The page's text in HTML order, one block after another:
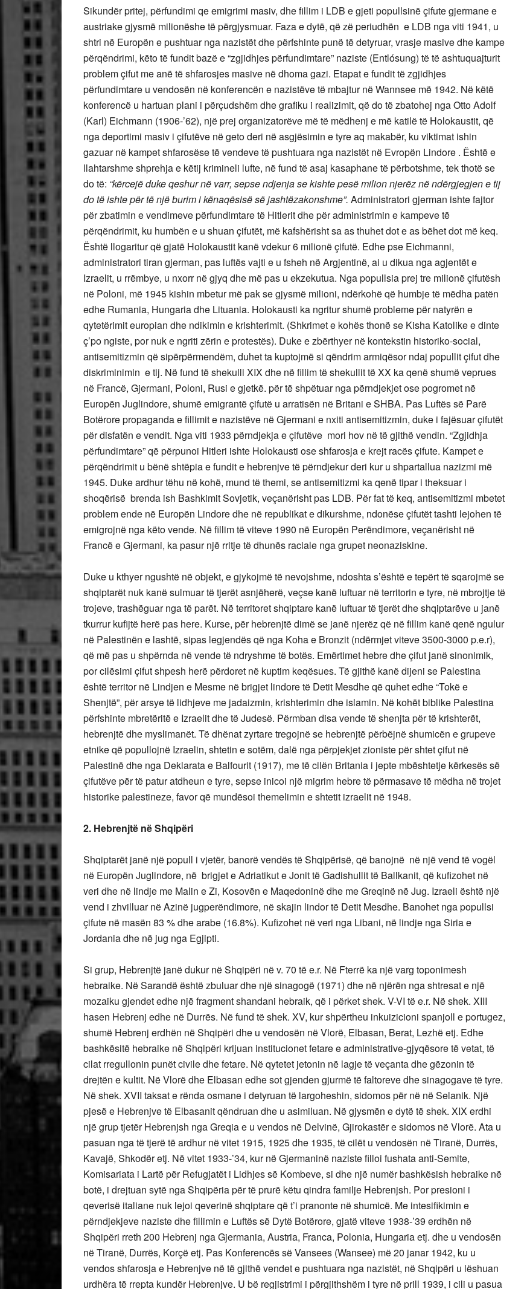
Sikundër pritej, përfundimi qe emigrimi masiv, dhe fillim i LDB e gjeti popullsinë çifute gjermane e
austriake gjysmë milionëshe të përgjysmuar. Faza e dytë, që zë periudhën e LDB nga viti 1941, u
shtri në Europën e pushtuar nga nazistët dhe përfshinte punë të detyruar, vrasje masive dhe kampe
përqëndrimi, këto të fundit bazë e “zgjidhjes përfundimtare” naziste (Entlósung) të të ashtuquajturit
problem çifut me anë të shfarosjes masive në dhoma gazi. Etapat e fundit të zgjidhjes
përfundimtare u vendosën në konferencën e nazistëve të mbajtur në Wannsee më 1942. Në këtë
konferencë u hartuan plani i përçudshëm dhe grafiku i realizimit, që do të zbatohej nga Otto Adolf
(Karl) Eichmann (1906-’62), një prej organizatorëve më të mëdhenj e më katilë të Holokaustit, që
nga deportimi masiv i çifutëve në geto deri në asgjësimin e tyre aq makabër, ku viktimat ishin
gazuar në kampet shfarosëse të vendeve të pushtuara nga nazistët në Evropën Lindore . Është e
llahtarshme shprehja e këtij krimineli lufte, në fund të asaj kasaphane të përbotshme, tek thotë se
do të: “kërcejë duke qeshur në varr, sepse ndjenja se kishte pesë milion njerëz në ndërgjegjen e tij
do të ishte për të një burim i kënaqësisë së jashtëzakonshme”. Administratori gjerman ishte fajtor
për zbatimin e vendimeve përfundimtare të Hitlerit dhe për administrimin e kampeve të
përqëndrimit, ku humbën e u shuan çifutët, më kafshërisht sa as thuhet dot e as bëhet dot më keq.
Është llogaritur që gjatë Holokaustit kanë vdekur 6 milionë çifutë. Edhe pse Eichmanni,
administratori tiran gjerman, pas luftës vajti e u fsheh në Argjentinë, ai u dikua nga agjentët e
Izraelit, u rrëmbye, u nxorr në gjyq dhe më pas u ekzekutua. Nga popullsia prej tre milionë çifutësh
në Poloni, më 1945 kishin mbetur më pak se gjysmë milioni, ndërkohë që humbje të mëdha patën
edhe Rumania, Hungaria dhe Lituania. Holokausti ka ngritur shumë probleme për natyrën e
qytetërimit europian dhe ndikimin e krishterimit. (Shkrimet e kohës thonë se Kisha Katolike e dinte
ç’po ngiste, por nuk e ngriti zërin e protestës). Duke e zbërthyer në kontekstin historiko-social,
antisemitizmin që sipërpërmendëm, duhet ta kuptojmë si qëndrim armiqësor ndaj popullit çifut dhe
diskriminimin e tij. Në fund të shekulli XIX dhe në fillim të shekullit të XX ka qenë shumë veprues
në Francë, Gjermani, Poloni, Rusi e gjetkë. për të shpëtuar nga përndjekjet ose pogromet në
Europën Juglindore, shumë emigrantë çifutë u arratisën në Britani e SHBA. Pas Luftës së Parë
Botërore propaganda e fillimit e nazistëve në Gjermani e nxiti antisemitizmin, duke i fajësuar çifutët
për disfatën e vendit. Nga viti 1933 përndjekja e çifutëve mori hov në të gjithë vendin. “Zgjidhja
përfundimtare” që përpunoi Hitleri ishte Holokausti ose shfarosja e krejt racës çifute. Kampet e
përqëndrimit u bënë shtëpia e fundit e hebrenjve të përndjekur deri kur u shpartallua nazizmi më
1945. Duke ardhur tëhu në kohë, mund të themi, se antisemitizmi ka qenë tipar i theksuar i
shoqërisë brenda ish Bashkimit Sovjetik, veçanërisht pas LDB. Për fat të keq, antisemitizmi mbetet
problem ende në Europën Lindore dhe në republikat e dikurshme, ndonëse çifutët tashti lejohen të
emigrojnë nga këto vende. Në fillim të viteve 1990 në Europën Perëndimore, veçanërisht në
Francë e Gjermani, ka pasur një rritje të dhunës raciale nga grupet neonaziskine.
Duke u kthyer ngushtë në objekt, e gjykojmë të nevojshme, ndoshta s’është e tepërt të sqarojmë se
shqiptarët nuk kanë sulmuar të tjerët asnjëherë, veçse kanë luftuar në territorin e tyre, në mbrojtje të
trojeve, trashëguar nga të parët. Në territoret shqiptare kanë luftuar të tjerët dhe shqiptarëve u janë
tkurrur kufijtë herë pas here. Kurse, për hebrenjtë dimë se janë njerëz që në fillim kanë qenë ngulur
në Palestinën e lashtë, sipas legjendës që nga Koha e Bronzit (ndërmjet viteve 3500-3000 p.e.r),
që më pas u shpërnda në vende të ndryshme të botës. Emërtimet hebre dhe çifut janë sinonimik,
por cilësimi çifut shpesh herë përdoret në kuptim keqësues. Të gjithë kanë dijeni se Palestina
është territor në Lindjen e Mesme në brigjet lindore të Detit Mesdhe që quhet edhe “Tokë e
Shenjtë”, për arsye të lidhjeve me jadaizmin, krishterimin dhe islamin. Në kohët biblike Palestina
përfshinte mbretëritë e Izraelit dhe të Judesë. Përmban disa vende të shenjta për të krishterët,
hebrenjtë dhe myslimanët. Të dhënat zyrtare tregojnë se hebrenjtë përbëjnë shumicën e grupeve
etnike që popullojnë Izraelin, shtetin e sotëm, dalë nga përpjekjet zioniste për shtet çifut në
Palestinë dhe nga Deklarata e Balfourit (1917), me të cilën Britania i jepte mbështetje kërkesës së
çifutëve për të patur atdheun e tyre, sepse inicoi një migrim hebre të përmasave të mëdha në trojet
historike palestineze, favor që mundësoi themelimin e shtetit izraelit në 1948.
2. Hebrenjtë në Shqipëri
Shqiptarët janë një popull i vjetër, banorë vendës të Shqipërisë, që banojnë në një vend të vogël
në Europën Juglindore, në brigjet e Adriatikut e Jonit të Gadishullit të Ballkanit, që kufizohet në
veri dhe në lindje me Malin e Zi, Kosovën e Maqedoninë dhe me Greqinë në Jug. Izraeli është një
vend i zhvilluar në Azinë jugperëndimore, në skajin lindor të Detit Mesdhe. Banohet nga popullsi
çifute në masën 83 % dhe arabe (16.8%). Kufizohet në veri nga Libani, në lindje nga Siria e
Jordania dhe në jug nga Egjipti.
Si grup, Hebrenjtë janë dukur në Shqipëri në v. 70 të e.r. Në Fterrë ka një varg toponimesh
hebraike. Në Sarandë është zbuluar dhe një sinagogë (1971) dhe në njërën nga shtresat e një
mozaiku gjendet edhe një fragment shandani hebraik, që i përket shek. V-VI të e.r. Në shek. XIII
hasen Hebrenj edhe në Durrës. Në fund të shek. XV, kur shpërtheu inkuizicioni spanjoll e portugez,
shumë Hebrenj erdhën në Shqipëri dhe u vendosën në Vlorë, Elbasan, Berat, Lezhë etj. Edhe
bashkësitë hebraike në Shqipëri krijuan institucionet fetare e administrative-gjyqësore të vetat, të
cilat rregullonin punët civile dhe fetare. Në qytetet jetonin në lagje të veçanta dhe gëzonin të
drejtën e kultit. Në Vlorë dhe Elbasan edhe sot gjenden gjurmë të faltoreve dhe sinagogave të tyre.
Në shek. XVII taksat e rënda osmane i detyruan të largoheshin, sidomos për në në Selanik. Një
pjesë e Hebrenjve të Elbasanit qëndruan dhe u asimiluan. Në gjysmën e dytë të shek. XIX erdhi
një grup tjetër Hebrenjsh nga Greqia e u vendos në Delvinë, Gjirokastër e sidomos në Vlorë. Ata u
pasuan nga të tjerë të ardhur në vitet 1915, 1925 dhe 1935, të cilët u vendosën në Tiranë, Durrës,
Kavajë, Shkodër etj. Në vitet 1933-’34, kur në Gjermaninë naziste filloi fushata anti-Semite,
Komisariata i Lartë për Refugjatët i Lidhjes së Kombeve, si dhe një numër bashkësish hebraike në
botë, i drejtuan sytë nga Shqipëria për të prurë këtu qindra familje Hebrenjsh. Por presioni i
qeverisë italiane nuk lejoi qeverinë shqiptare që t’i pranonte në shumicë. Me intesifikimin e
përndjekjeve naziste dhe fillimin e Luftës së Dytë Botërore, gjatë viteve 1938-’39 erdhën në
Shqipëri rreth 200 Hebrenj nga Gjermania, Austria, Franca, Polonia, Hungaria etj. dhe u vendosën
në Tiranë, Durrës, Korçë etj. Pas Konferencës së Vansees (Wansee) më 20 janar 1942, ku u
vendos shfarosja e Hebrenjve në të gjithë vendet e pushtuara nga nazistët, në Shqipëri u lëshuan
urdhëra të rrepta kundër Hebrenjve. U bë regjistrimi i përgjithshëm i tyre në prill 1939, i cili u pasua